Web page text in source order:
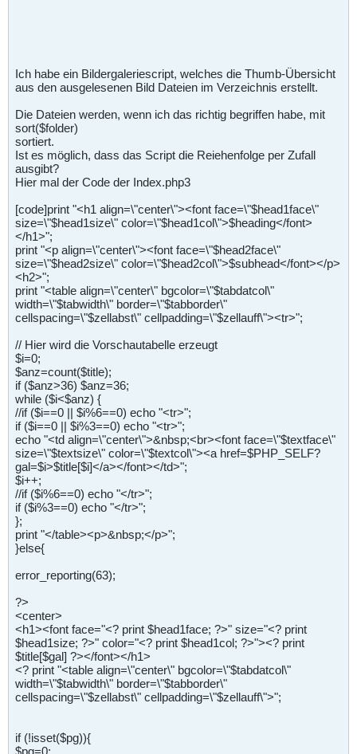
Ich habe ein Bildergaleriescript, welches die Thumb-Übersicht
aus den ausgelesenen Bild Dateien im Verzeichnis erstellt.
Die Dateien werden, wenn ich das richtig begriffen habe, mit
sort($folder)
sortiert.
Ist es möglich, dass das Script die Reiehenfolge per Zufall
ausgibt?
Hier mal der Code der Index.php3
[code]print "<h1 align=\"center\"><font face=\"$head1face\"
size=\"$head1size\" color=\"$head1col\">$heading</font>
</h1>";
print "<p align=\"center\"><font face=\"$head2face\"
size=\"$head2size\" color=\"$head2col\">$subhead</font></p>
<h2>";
print "<table align=\"center\" bgcolor=\"$tabdatcol\"
width=\"$tabwidth\" border=\"$tabborder\"
cellspacing=\"$zellabst\" cellpadding=\"$zellauff\"><tr>";
// Hier wird die Vorschautabelle erzeugt
$i=0;
$anz=count($title);
if ($anz>36) $anz=36;
while ($i<$anz) {
//if ($i==0 || $i%6==0) echo "<tr>";
if ($i==0 || $i%3==0) echo "<tr>";
echo "<td align=\"center\">&nbsp;<br><font face=\"$textface\"
size=\"$textsize\" color=\"$textcol\"><a href=$PHP_SELF?
gal=$i>$title[$i]</a></font></td>";
$i++;
//if ($i%6==0) echo "</tr>";
if ($i%3==0) echo "</tr>";
};
print "</table><p>&nbsp;</p>";
}else{
error_reporting(63);
?>
<center>
<h1><font face="<? print $head1face; ?>" size="<? print
$head1size; ?>" color="<? print $head1col; ?>"><? print
$title[$gal] ?></font></h1>
<? print "<table align=\"center\" bgcolor=\"$tabdatcol\"
width=\"$tabwidth\" border=\"$tabborder\"
cellspacing=\"$zellabst\" cellpadding=\"$zellauff\">";
if (!isset($pg)){
$pg=0;